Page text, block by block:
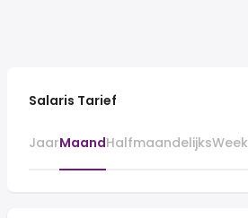
Salaris Tarief
JaarMaandHalfmaandelijksWeek